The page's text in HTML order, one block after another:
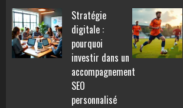
Stratégie
digitale :
pourquoi
investir dans un
accompagnement
SEO
personnalisé